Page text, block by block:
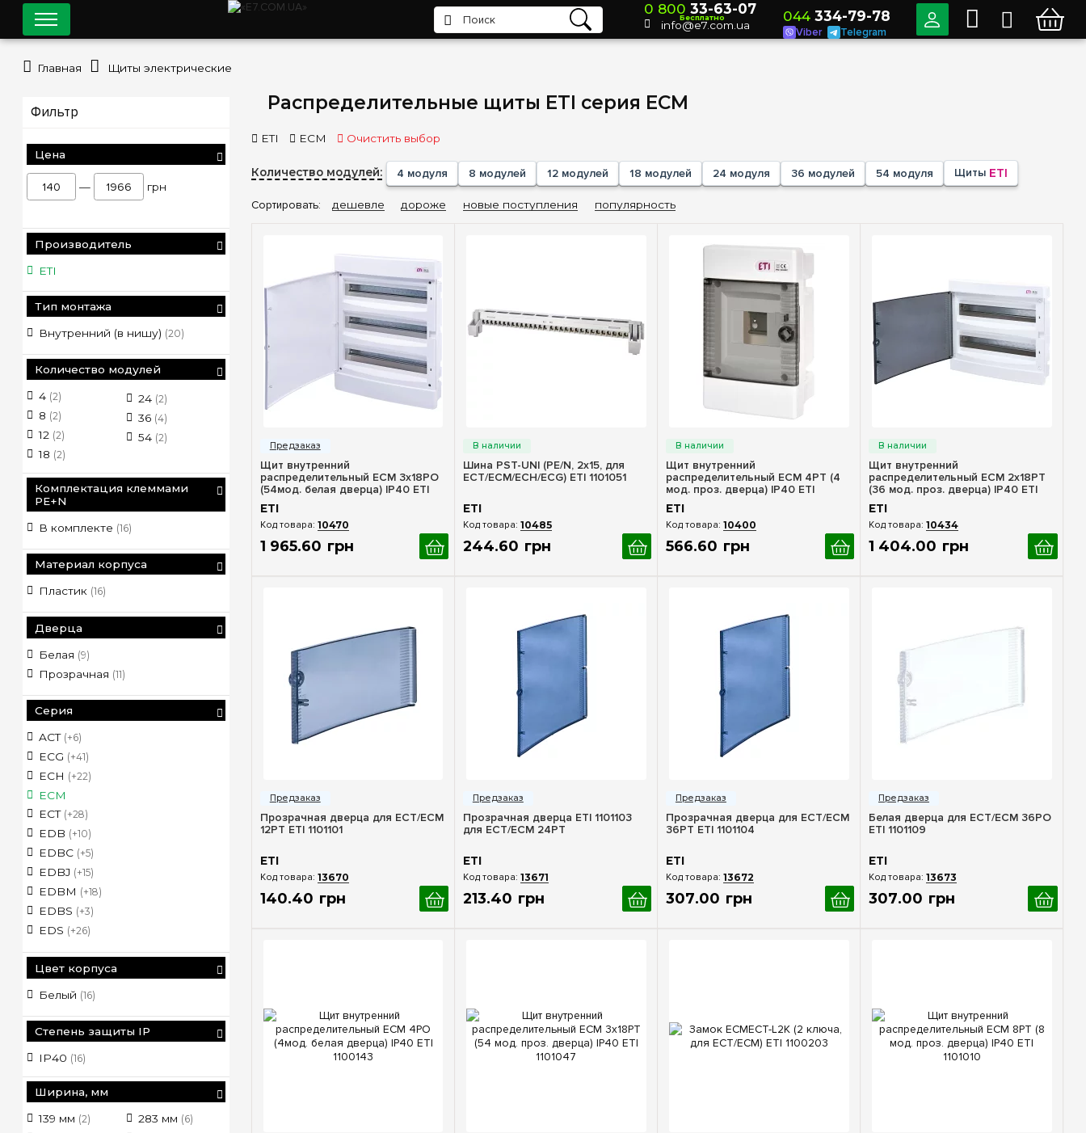
Распределительные щиты ETI серия ECM
ETI ECM Очистить выбор
Количество модулей: 4 модуля 8 модулей 12 модулей 18 модулей 24 модуля 36 модулей 54 модуля Щиты ETI
Сортировать: дешевле дороже новые поступления популярность
Щит внутренний
распределительный ECM 3x18PO
(54мод. белая дверца) IP40 ETI
1101048
ETI
10470
1 965.60 грн
Шина PST-UNI (PE/N, 2x15, для
ECT/ECM/ECH/ECG) ETI 1101051
ETI
10485
244.60 грн
Щит внутренний
распределительный ECM 4PT (4
мод. проз. дверца) IP40 ETI
1100142
ETI
10400
566.60 грн
Щит внутренний
распределительный ECM 2x18PT
(36 мод. проз. дверца) IP40 ETI
1101083
ETI
10434
1 404.00 грн
Прозрачная дверца для ECT/ECM
12PT ETI 1101101
ETI
13670
140.40 грн
Прозрачная дверца ETI 1101103
для ECT/ECM 24PT
ETI
13671
213.40 грн
Прозрачная дверца для ECT/ECM
36PT ETI 1101104
ETI
13672
307.00 грн
Белая дверца для ECT/ECM 36PО
ETI 1101109
ETI
13673
307.00 грн
Фильтр
Цена
— грн
Производитель
ETI
Тип монтажа
Внутренний (в нишу) (20)
Количество модулей
4 (2)
8 (2)
12 (2)
18 (2)
24 (2)
36 (4)
54 (2)
Комплектация клеммами
PE+N
В комплекте (16)
Материал корпуса
Пластик (16)
Дверца
Белая (9)
Прозрачная (11)
Серия
ACT (+6)
ECG (+41)
ECH (+22)
ECM
ECT (+28)
EDB (+10)
EDBC (+5)
EDBJ (+15)
EDBM (+18)
EDBS (+3)
EDS (+26)
ELZ(+2)
ERP (+35)
(+76)
Цвет корпуса
Белый (16)
Степень защиты IP
IP40 (16)
Ширина, мм
139 мм (2) 283 мм (6)
0 800 33-63-07
Бесплатно
info@e7.com.ua
044 334-79-78
Viber Telegram
Главная Щиты электрические